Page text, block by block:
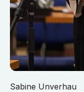
Sabine Unverhau